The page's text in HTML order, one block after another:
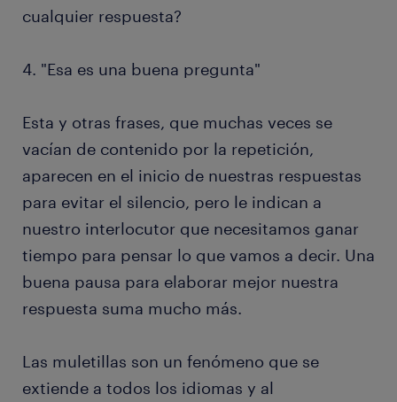
cualquier respuesta?
4. "Esa es una buena pregunta"
Esta y otras frases, que muchas veces se
vacían de contenido por la repetición,
aparecen en el inicio de nuestras respuestas
para evitar el silencio, pero le indican a
nuestro interlocutor que necesitamos ganar
tiempo para pensar lo que vamos a decir. Una
buena pausa para elaborar mejor nuestra
respuesta suma mucho más.
Las muletillas son un fenómeno que se
extiende a todos los idiomas y al